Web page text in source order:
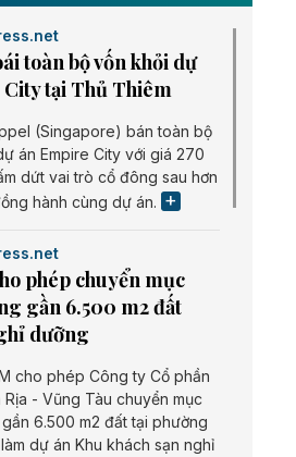
toàn bộ vốn khỏi dự
tại Thủ Thiêm
(Singapore) bán toàn bộ
án Empire City với giá 270
dứt vai trò cổ đông sau hơn
hành cùng dự án.
phép chuyển mục
gần 6.500 m2 đất
dưỡng
cho phép Công ty Cổ phần
- Vũng Tàu chuyển mục
6.500 m2 đất tại phường
dự án Khu khách sạn nghỉ